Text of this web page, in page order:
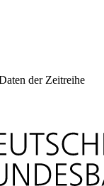
der Zeitreihe